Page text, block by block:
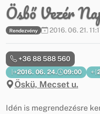
Ösbő Vezér
Rendezvény 2016. 06. 21.
2016. 06. 24. 09:00
Öskü, Mecset u.
+36 88 588 560
Idén is megrendezésre